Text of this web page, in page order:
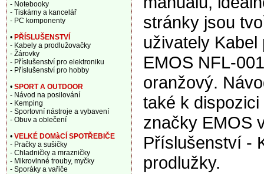
stránky jsou
uživately
EMOS NFL-
oranžový.
také k
značky EMOS
Příslušenství -
prodlužky.
- Notebooky
- Tiskárny a kancelář
- PC komponenty
• PŘÍSLUŠENSTVÍ
- Kabely a prodlužovačky
- Žárovky
- Příslušenství pro elektroniku
- Příslušenství pro hobby
• SPORT A OUTDOOR
- Návod na posilování
- Kemping
- Sportovní nástroje a vybavení
- Obuv a oblečení
• VELKÉ DOMàCÍ SPOTŘEBIČE
- Pračky a sušičky
- Chladničky a mrazničky
- Mikrovlnné trouby, myčky
- Sporáky a vařiče